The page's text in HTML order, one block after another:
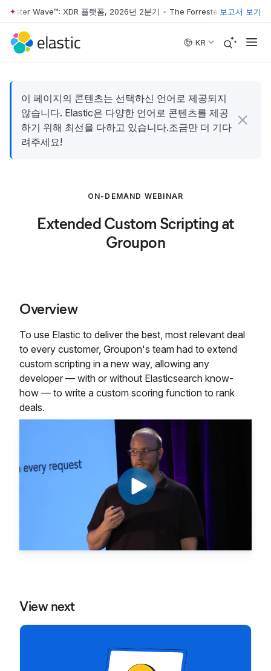
Skip to main content
Wave™: XDR 플랫폼, 2026년 2분기 • The Forrester Wave™: XDR
보고서 보기
KR
이 페이지의 콘텐츠는 선택하신 언어로 제공되지
않습니다. Elastic은 다양한 언어로 콘텐츠를 제공
하기 위해 최선을 다하고 있습니다.조금만 더 기다
려주세요!
ON-DEMAND WEBINAR
Extended Custom Scripting at
Groupon
Overview
To use Elastic to deliver the best, most relevant deal
to every customer, Groupon's team had to extend
custom scripting in a new way, allowing any
developer — with or without Elasticsearch know-
how — to write a custom scoring function to rank
deals.
View next